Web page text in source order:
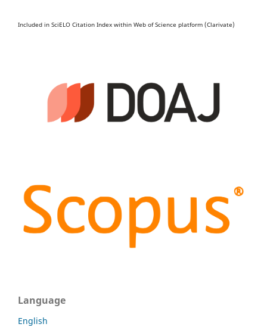
Included in SciELO Citation Index within Web of Science platform (Clarivate)
Language
English